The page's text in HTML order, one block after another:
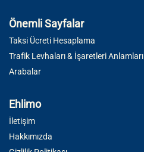
Önemli Sayfalar
Taksi Ücreti Hesaplama
Trafik Levhaları & İşaretleri Anlamları
Arabalar
Ehlimo
İletişim
Hakkımızda